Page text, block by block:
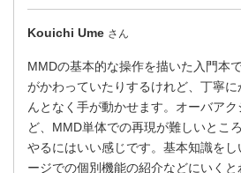
Kouichi Ume さん
MMDの基本的な操作を描いた入門本
がかわっていたりするけれど、丁寧
んとなく手が動かせます。オーバア
ど、MMD単体での再現が難しいとこ
やるにはいい感じです。基本知識を
ージでの個別機能の紹介などにいく